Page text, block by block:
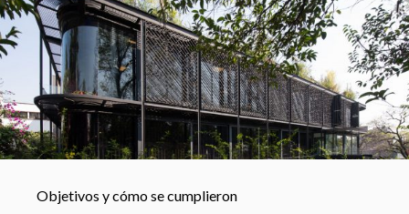
Objetivos y cómo se cumplieron